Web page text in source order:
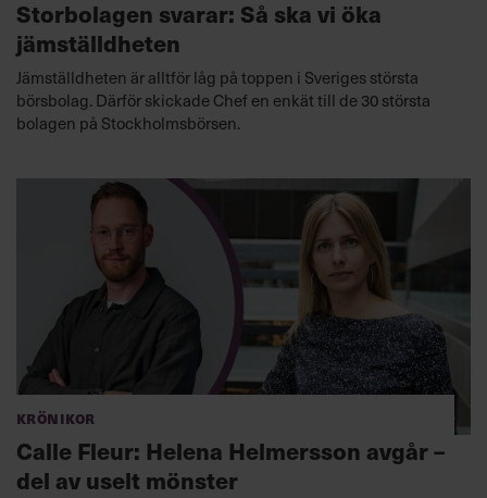
Storbolagen svarar: Så ska vi öka
jämställdheten
Jämställdheten är alltför låg på toppen i Sveriges största
börsbolag. Därför skickade Chef en enkät till de 30 största
bolagen på Stockholmsbörsen.
Krönikor
Calle Fleur: Helena Helmersson avgår –
del av uselt mönster